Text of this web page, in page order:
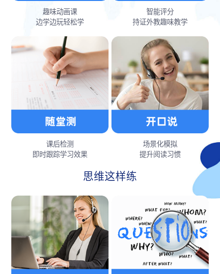
趣味动画课
边学边玩轻松学
智能评分
持证外教趣味教学
课后检测
即时跟踪学习效果
场景化模拟
提升阅读习惯
思维这样练